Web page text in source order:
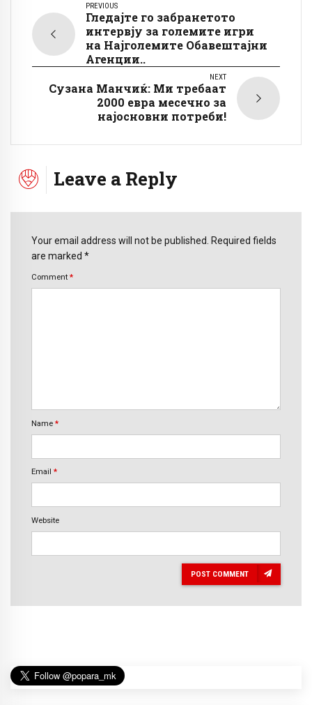
PREVIOUS
Гледајте го забранетото
интервју за големите игри
на Најголемите Обавештајни
Агенции..
NEXT
Сузана Манчиќ: Ми требаат
2000 евра месечно за
најосновни потреби!
Leave a Reply
Your email address will not be published. Required fields
are marked *
Comment *
Name *
Email *
Website
POST COMMENT